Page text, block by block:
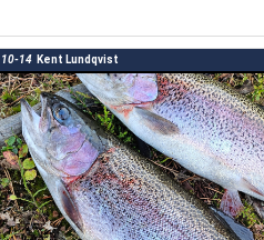
10-14 Kent Lundqvist